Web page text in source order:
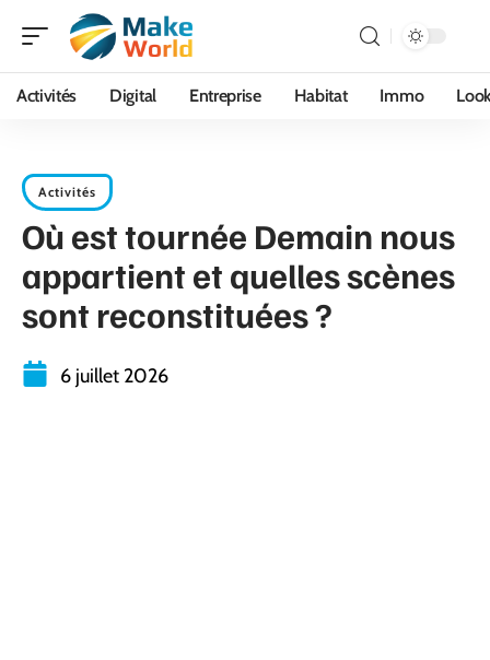
Activités Digital Entreprise Habitat Immo
Activités
Où est tournée Demain nous
appartient et quelles scènes
sont reconstituées ?
6 juillet 2026